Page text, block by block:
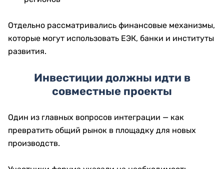
Отдельно рассматривались финансовые механизмы,
которые могут использовать ЕЭК, банки и институты
развития.
Инвестиции должны идти в
совместные проекты
Один из главных вопросов интеграции — как
превратить общий рынок в площадку для новых
производств.